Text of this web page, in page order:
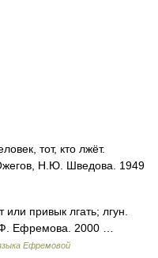
тот, кто лжёт.
Н.Ю. Шведова. 1949
привык лгать; лгун.
Ф. Ефремова. 2000 …
Ефремовой